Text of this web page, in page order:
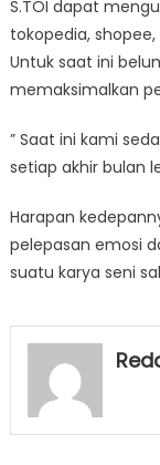
S.TOI dapat
tokopedia,
Untuk saat ini
memaksimalkan
” Saat ini kami
setiap akhir bulan
Harapan
pelepasan emosi
suatu karya seni